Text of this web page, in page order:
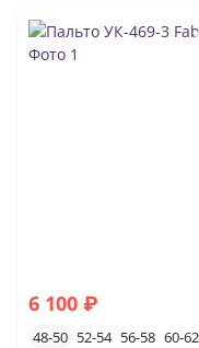
6 100 ₽
48-50 52-54 56-58 60-62